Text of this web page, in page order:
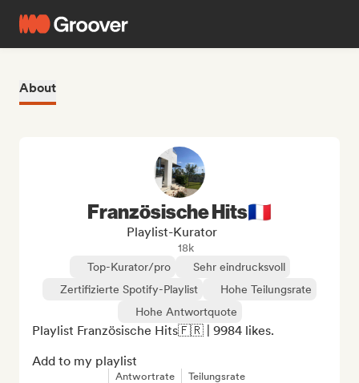
About
Französische Hits🇫🇷
Playlist-Kurator
18k
Top-Kurator/pro
Sehr eindrucksvoll
Zertifizierte Spotify-Playlist
Hohe Teilungsrate
Hohe Antwortquote
Playlist Französische Hits🇫🇷 | 9984 likes.
Add to my playlist
Antwortrate Teilungsrate